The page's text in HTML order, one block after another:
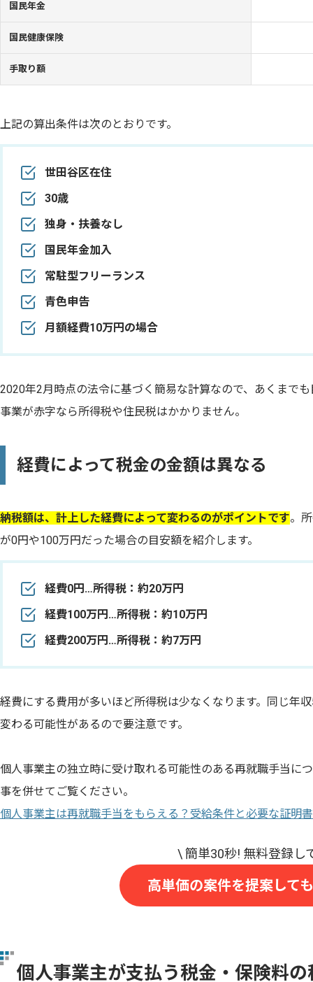
国民年金
国民健康保険
手取り額
上記の算出条件は次のとおりです。
世田谷区在住
30歳
独身・扶養なし
国民年金加入
常駐型フリーランス
青色申告
月額経費10万円の場合
2020年2月時点の法令に基づく簡易な計算なので、あくまで
事業が赤字なら所得税や住民税はかかりません。
経費によって税金の金額は異なる
納税額は、計上した経費によって変わるのがポイントです。
が0円や100万円だった場合の目安額を紹介します。
経費0円…所得税：約20万円
経費100万円…所得税：約10万円
経費200万円…所得税：約7万円
経費にする費用が多いほど所得税は少なくなります。同じ年
変わる可能性があるので要注意です。
個人事業主の独立時に受け取れる可能性のある再就職手当に
事を併せてご覧ください。
個人事業主は再就職手当をもらえる？受給条件と必要な証明
高単価の案件を提案して
個人事業主が支払う税金・保険料